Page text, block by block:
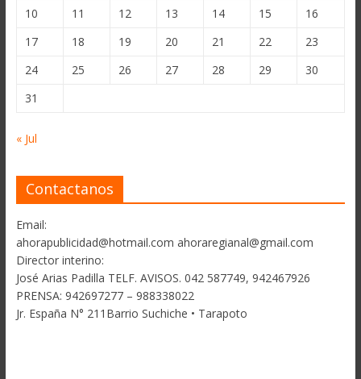
10
11 12 13 14 15
16
17
18 19 20 21 22
23
24
25 26 27 28 29
30
31
« Jul
Contactanos
Email:
ahorapublicidad@hotmail.com ahoraregianal@gmail.com
Director interino:
José Arias Padilla TELF. AVISOS. 042 587749, 942467926
PRENSA: 942697277 – 988338022
Jr. España N° 211Barrio Suchiche • Tarapoto